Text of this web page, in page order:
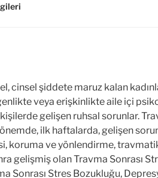
cinsel şiddete maruz kalan
veya erişkinlikte aile içi
gelişen ruhsal sorunlar.
ilk haftalarda, gelişen
koruma ve yönlendirme,
gelişmiş olan Travma Sonrası
Sonrası Stres Bozukluğu,